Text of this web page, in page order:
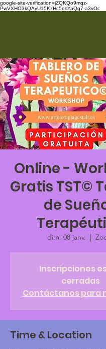
google-site-verification=jZQKQo9mqz-
PwVXHO3kQAyU15KzHc5esYaQg7-a3vOc
Online -
Gratis TST©
de
dim. 08 janv.
  |
Inscripciones
cerradas
Contáctanos para
Time & Location